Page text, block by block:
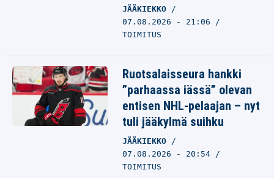
JÄÄKIEKKO
07.08.2026 - 21:06
TOIMITUS
Ruotsalaisseura hankki
”parhaassa iässä” olevan
entisen NHL-pelaajan – nyt
tuli jääkylmä suihku
JÄÄKIEKKO
07.08.2026 - 20:54
TOIMITUS